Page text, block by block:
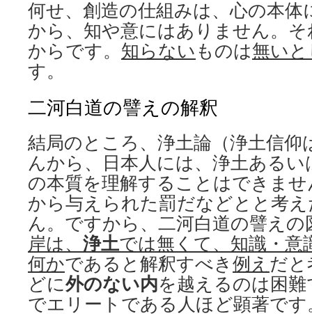
何せ、創造の仕組みは、心の本
から、知や意にはありません。
からです。 知らない ものは無い
す。
二河白道の譬えの解釈
結局のところ、浄土論（浄土信仰
んから、日本人には、浄土ある
の本質を理解することはできま
から与えられた罰だなどとと考
ん。ですから、二河白道の譬えの
岸は、 浄土では無くて、知識・意
何かであると解釈すべき 例え だと
どに外のない内を越えるのは困
でエリートである人ほど顕著です